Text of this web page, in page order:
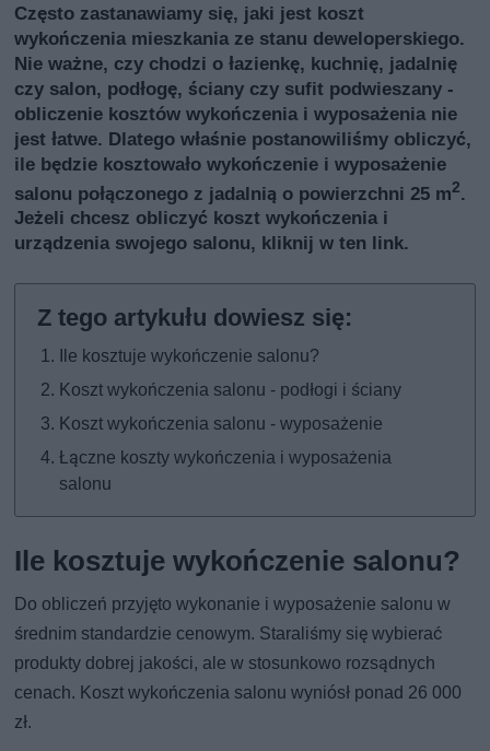
Często zastanawiamy się, jaki jest koszt
wykończenia mieszkania ze stanu deweloperskiego.
Nie ważne, czy chodzi o łazienkę, kuchnię, jadalnię
czy salon, podłogę, ściany czy sufit podwieszany -
obliczenie kosztów wykończenia i wyposażenia nie
jest łatwe. Dlatego właśnie postanowiliśmy obliczyć,
ile będzie kosztowało wykończenie i wyposażenie
salonu połączonego z jadalnią o powierzchni 25 m2.
Jeżeli chcesz obliczyć koszt wykończenia i
urządzenia swojego salonu, kliknijw ten link.
Ile kosztuje wykończenie salonu?
Koszt wykończenia salonu - podłogi i ściany
Koszt wykończenia salonu - wyposażenie
Łączne koszty wykończenia i wyposażenia
salonu
Ile kosztuje wykończenie salonu?
Do obliczeń przyjęto wykonanie i wyposażenie salonu w
średnim standardzie cenowym. Staraliśmy się wybierać
produkty dobrej jakości, ale w stosunkowo rozsądnych
cenach. Koszt wykończenia salonu wyniósł ponad 26 000
zł.